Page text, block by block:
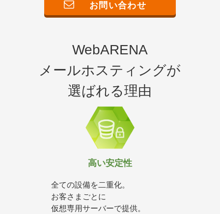
お問い合わせ
WebARENA
メールホスティングが
選ばれる理由
高い安定性
全ての設備を二重化。
お客さまごとに
仮想専用サーバーで提供。